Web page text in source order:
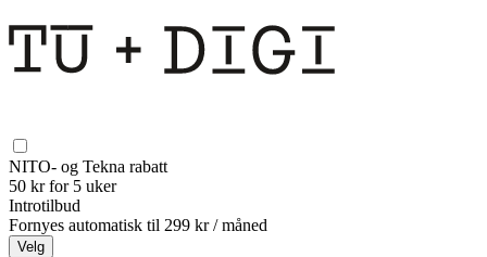
NITO- og Tekna rabatt
50 kr for 5 uker
Introtilbud
Fornyes automatisk til 299 kr / måned
Velg